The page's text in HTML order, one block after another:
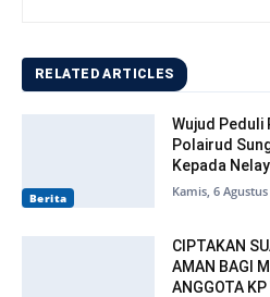
RELATED ARTICLES
Berita
Wujud Peduli
Polairud
Kepada
Kamis, 6 Agustus
CIPTAKAN
AMAN BAGI
ANGGOTA